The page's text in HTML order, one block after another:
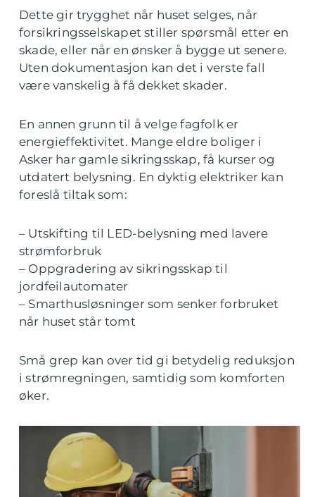
Dette gir trygghet når huset selges, når
forsikringsselskapet stiller spørsmål etter en
skade, eller når en ønsker å bygge ut senere.
Uten dokumentasjon kan det i verste fall
være vanskelig å få dekket skader.
En annen grunn til å velge fagfolk er
energieffektivitet. Mange eldre boliger i
Asker har gamle sikringsskap, få kurser og
utdatert belysning. En dyktig elektriker kan
foreslå tiltak som:
– Utskifting til LED-belysning med lavere
strømforbruk
– Oppgradering av sikringsskap til
jordfeilautomater
– Smarthusløsninger som senker forbruket
når huset står tomt
Små grep kan over tid gi betydelig reduksjon
i strømregningen, samtidig som komforten
øker.